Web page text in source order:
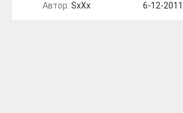
Автор: SxXx 6-12-